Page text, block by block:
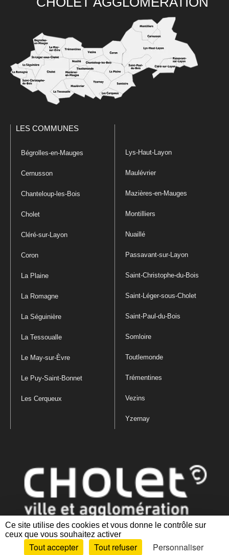
Ce site utilise des cookies et vous donne le contrôle sur
ceux que vous souhaitez activer
Tout accepter Tout refuser Personnaliser
LES COMMUNES
Bégrolles-en-Mauges
Cernusson
Chanteloup-les-Bois
Cholet
Cléré-sur-Layon
Coron
La Plaine
La Romagne
La Séguinière
La Tessoualle
Le May-sur-Èvre
Le Puy-Saint-Bonnet
Les Cerqueux
Lys-Haut-Layon
Maulévrier
Mazières-en-Mauges
Montilliers
Nuaillé
Passavant-sur-Layon
Saint-Christophe-du-Bois
Saint-Léger-sous-Cholet
Saint-Paul-du-Bois
Somloire
Toutlemonde
Trémentines
Vezins
Yzernay
Mentions légales|Politique de confidentialité
des cookies |Plan du site Accessibilité : partiellement conforme